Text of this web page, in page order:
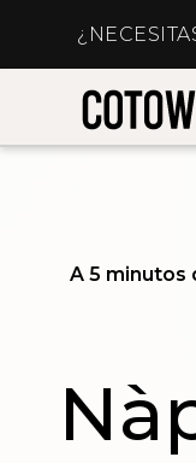
A 5 minutos